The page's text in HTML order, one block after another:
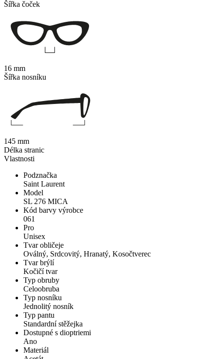
Vlastnosti
Podznačka
Saint Laurent
Model
SL 276 MICA
Kód barvy výrobce
061
Pro
Unisex
Tvar obličeje
Oválný, Srdcovitý, Hranatý, Kosočtverec
Tvar brýlí
Kočičí tvar
Typ obruby
Celoobruba
Typ nosníku
Jednolitý nosník
Typ pantu
Standardní stěžejka
Dostupné s dioptriemi
Ano
Materiál
Šířka čoček
16 mm
Šířka nosníku
145 mm
Délka stranic